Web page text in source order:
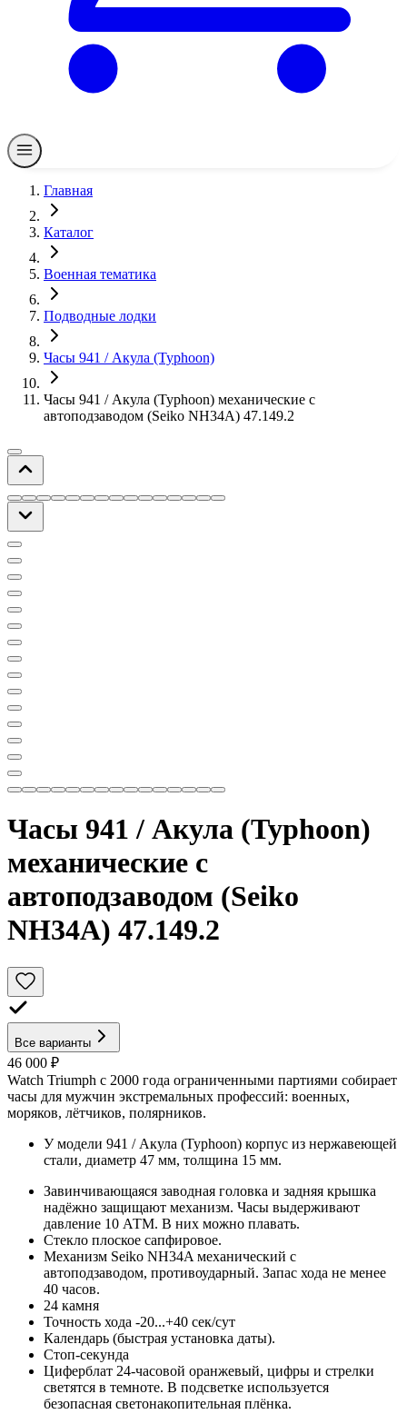
Главная
Каталог
Военная тематика
Подводные лодки
Часы 941 / Акула (Typhoon)
Часы 941 / Акула (Typhoon) механические с
автоподзаводом (Seiko NH34A) 47.149.2
Часы 941 / Акула (Typhoon)
механические с
автоподзаводом (Seiko
NH34A) 47.149.2
Все варианты
46 000 ₽
Watch Triumph с 2000 года ограниченными партиями собирает
часы для мужчин экстремальных профессий: военных,
моряков, лётчиков, полярников.
У модели 941 / Акула (Typhoon) корпус из нержавеющей
стали, диаметр 47 мм, толщина 15 мм.
Завинчивающаяся заводная головка и задняя крышка
надёжно защищают механизм. Часы выдерживают
давление 10 АТМ. В них можно плавать.
Стекло плоское сапфировое.
Механизм Seiko NH34A механический с
автоподзаводом, противоударный. Запас хода не менее
40 часов.
24 камня
Точность хода -20...+40 сек/сут
Календарь (быстрая установка даты).
Стоп-секунда
Циферблат 24-часовой оранжевый, цифры и стрелки
светятся в темноте. В подсветке используется
безопасная светонакопительная плёнка.